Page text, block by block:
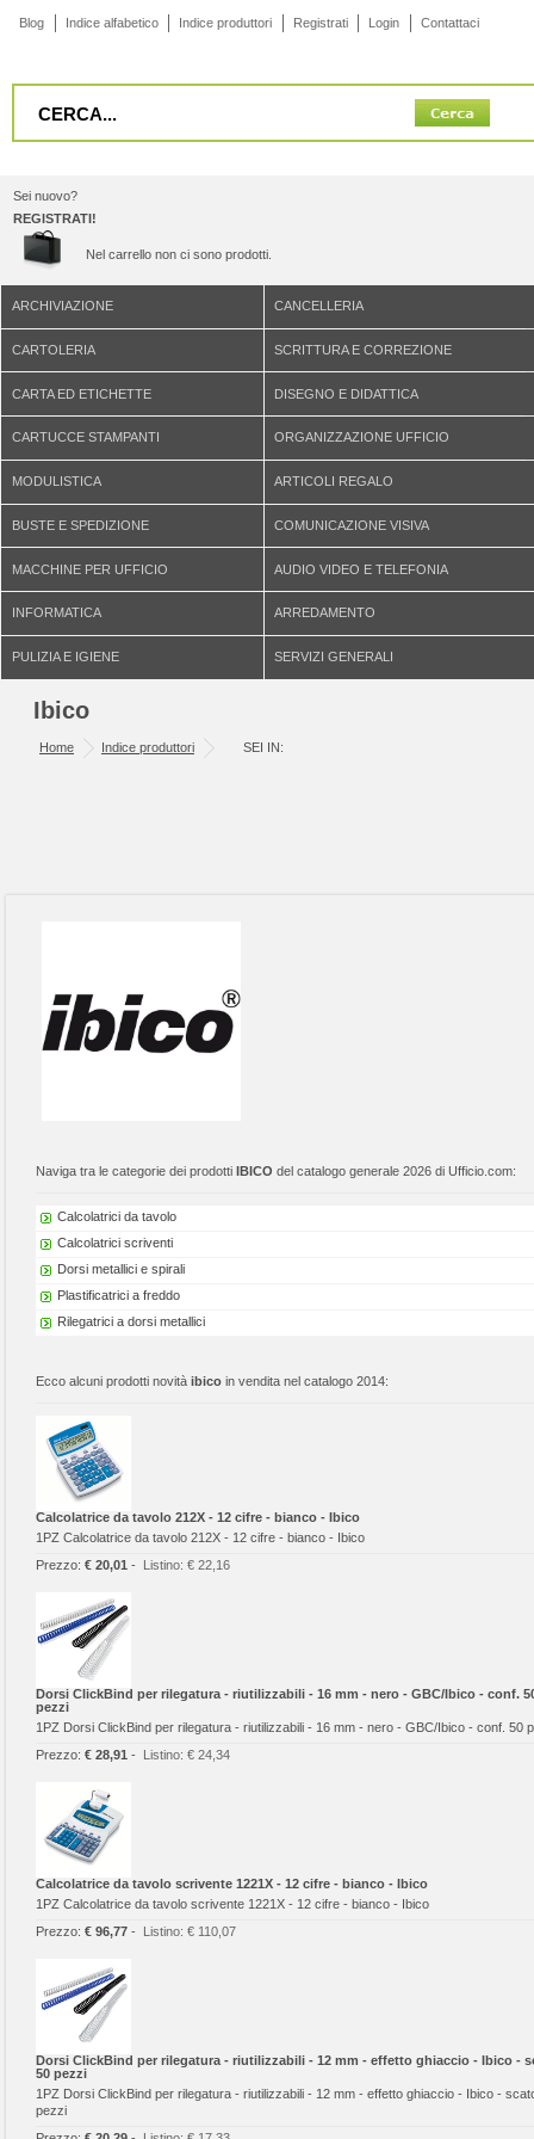
Blog Indice alfabetico Indice produttori Registrati Login Contattaci
Sei nuovo?
REGISTRATI!
Nel carrello non ci sono prodotti.
ARCHIVIAZIONE CANCELLERIA
CARTOLERIA SCRITTURA E CORREZIONE
CARTA ED ETICHETTE DISEGNO E DIDATTICA
CARTUCCE STAMPANTI ORGANIZZAZIONE UFFICIO
MODULISTICA ARTICOLI REGALO
BUSTE E SPEDIZIONE COMUNICAZIONE VISIVA
MACCHINE PER UFFICIO AUDIO VIDEO E TELEFONIA
INFORMATICA ARREDAMENTO
PULIZIA E IGIENE SERVIZI GENERALI
Ibico
SEI IN:
Home Indice produttori
Naviga tra le categorie dei prodotti IBICO del catalogo generale 2026 di Ufficio.com:
Calcolatrici da tavolo
Calcolatrici scriventi
Dorsi metallici e spirali
Plastificatrici a freddo
Rilegatrici a dorsi metallici
Ecco alcuni prodotti novità ibico in vendita nel catalogo 2014:
Calcolatrice da tavolo 212X - 12 cifre - bianco - Ibico
1PZ Calcolatrice da tavolo 212X - 12 cifre - bianco - Ibico
Prezzo: € 20,01 - Listino: € 22,16
Dorsi ClickBind per rilegatura - riutilizzabili - 16 mm - nero - GBC/Ibico - conf.
pezzi
1PZ Dorsi ClickBind per rilegatura - riutilizzabili - 16 mm - nero - GBC/Ibico - conf. 50
Prezzo: € 28,91 - Listino: € 24,34
Calcolatrice da tavolo scrivente 1221X - 12 cifre - bianco - Ibico
1PZ Calcolatrice da tavolo scrivente 1221X - 12 cifre - bianco - Ibico
Prezzo: € 96,77 - Listino: € 110,07
Dorsi ClickBind per rilegatura - riutilizzabili - 12 mm - effetto ghiaccio - Ibico -
50 pezzi
1PZ Dorsi ClickBind per rilegatura - riutilizzabili - 12 mm - effetto ghiaccio - Ibico -
pezzi